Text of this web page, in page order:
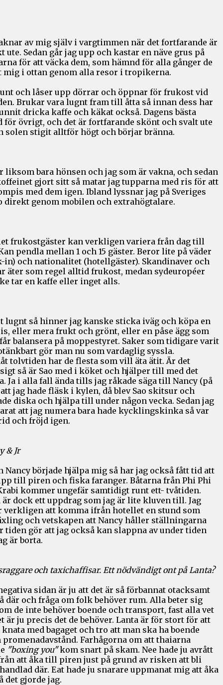
av mig själv i vargtimmen när det fortfarande är
ute. Sedan går jag upp och kastar en näve grus på
för att väcka dem, som hämnd för alla gånger de
mig i ottan genom alla resor i tropikerna.
och låser upp dörrar och öppnar för frukost vid
Brukar vara lugnt fram till åtta så innan dess har
dricka kaffe och käkat också. Dagens bästa
för övrigt, och det är fortfarande skönt och svalt ute
solen stigit alltför högt och börjar bränna.
liksom bara hönsen och jag som är vakna, och sedan
gjort sitt så matar jag tupparna med ris för att
med dem igen. Ibland lyssnar jag på Sveriges
direkt genom mobilen och extrahögtalare.
frukostgäster kan verkligen variera från dag till
pendla mellan 1 och 15 gäster. Beror lite på väder
in) och nationalitet (hotellgäster). Skandinaver och
äter som regel alltid frukost, medan sydeuropéer
tar en kaffe eller inget alls.
lugnt så hinner jag kanske sticka iväg och köpa en
eller mera frukt och grönt, eller en påse ägg som
balansera på moppestyret. Saker som tidigare varit
gör man nu som vardaglig syssla.
tolvtiden har de flesta som vill äta ätit. Är det
så är Sao med i köket och hjälper till med det
Ja i alla fall ända tills jag råkade säga till Nancy (på
jag hade fläsk i kylen, då blev Sao skitsur och
diska och hjälpa till under någon vecka. Sedan jag
att jag numera bara hade kycklingskinka så var
och fröjd igen.
& Jr
Nancy började hjälpa mig så har jag också fått tid att
till piren och fiska faranger. Båtarna från Phi Phi
kommer ungefär samtidigt runt ett- tvåtiden.
är dock ett uppdrag som jag är lite kluven till. Jag
verkligen att komma ifrån hotellet en stund som
och vetskapen att Nancy håller ställningarna
tiden gör att jag också kan slappna av under tiden
är borta.
och taxichaffisar. Ett nödvändigt ont på Lanta?
sidan är ju att det är så förbannat otacksamt
där och fråga om folk behöver rum. Alla beter sig
de inte behöver boende och transport, fast alla vet
är ju precis det de behöver. Lanta är för stort för att
med bagaget och tro att man ska ha boende
Farhågorna om att thaiarna
"boxing you"kom snart på skam. Nee hade ju avrått
att åka till piren just på grund av risken att bli
där. Eat hade ju snarare uppmanat mig att åka
det gjorde jag.